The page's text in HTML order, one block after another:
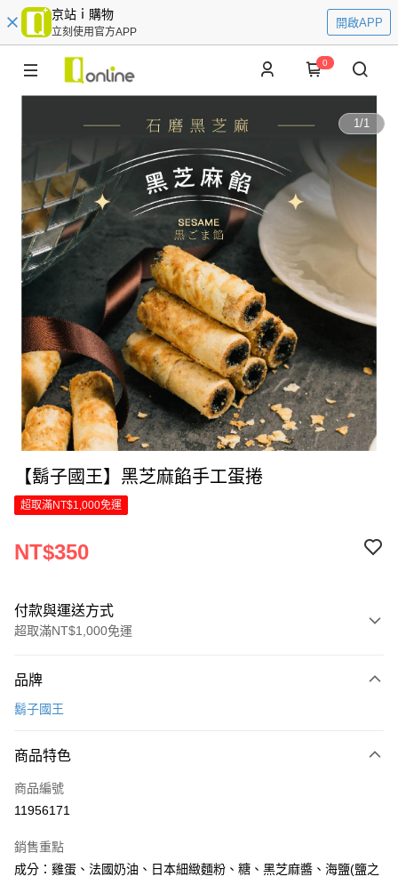
京站ｉ購物
立刻使用官方APP
開啟APP
0
1/1
【鬍子國王】黑芝麻餡手工蛋捲
超取滿NT$1,000免運
NT$350
付款與運送方式
超取滿NT$1,000免運
信用卡一次付款
Apple Pay
街口支付
Google Pay
品牌
鬍子國王
商品特色
商品編號
11956171
銷售重點
成分：雞蛋、法國奶油、日本細緻麵粉、糖、黑芝麻醬、海鹽(鹽之